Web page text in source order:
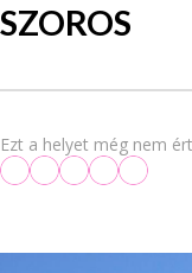
SZOROS
Ezt a helyet még nem